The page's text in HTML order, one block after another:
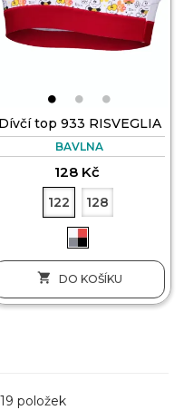
Dívčí top 933 RISVEGLIA
BAVLNA
128 Kč
122 128
 DO KOŠÍKU
položek